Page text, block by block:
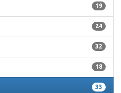
19
24
32
18
33